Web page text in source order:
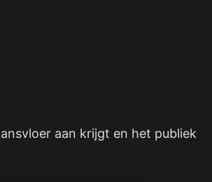
aan krijgt en het publiek